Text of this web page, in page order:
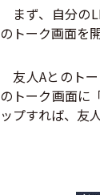
まず、自分の
のトーク画面を
友人Aとのト
のトーク画面に
ップすれば、友